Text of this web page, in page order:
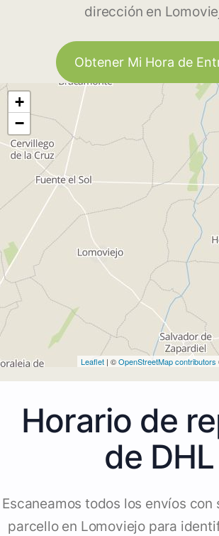
dirección en
Obtener Mi Hora de
+
−
Leaflet | ©OpenStreetMap contributors
Horario de
de DHL
Escaneamos todos los envíos con
parcello en Lomoviejo para